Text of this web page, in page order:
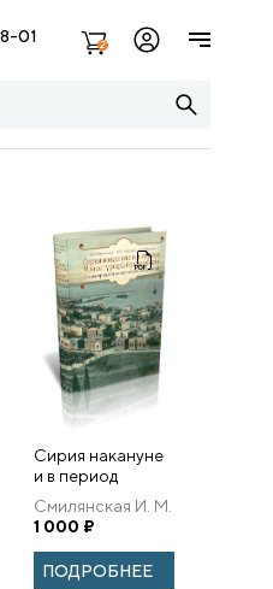
01 2
Сирия накануне
и в период
Младотурецкой
революции. По
материалам
консульских
донесений.
Смилянская И. М.
1 000 ₽
ПОДРОБНЕЕ